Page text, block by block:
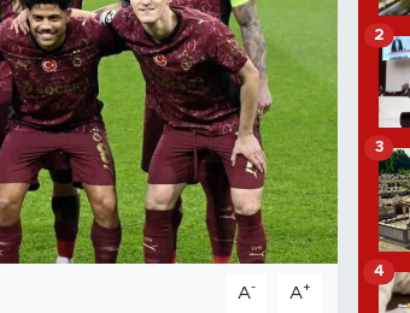
A- A+
2
3
4